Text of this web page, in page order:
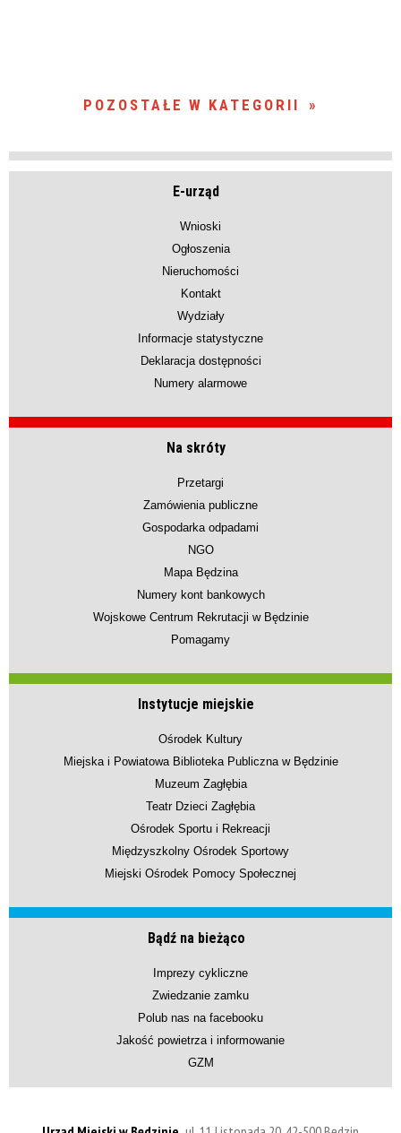
POZOSTAŁE W KATEGORII
E-urząd
Wnioski
Ogłoszenia
Nieruchomości
Kontakt
Wydziały
Informacje statystyczne
Deklaracja dostępności
Numery alarmowe
Na skróty
Przetargi
Zamówienia publiczne
Gospodarka odpadami
NGO
Mapa Będzina
Numery kont bankowych
Wojskowe Centrum Rekrutacji w Będzinie
Pomagamy
Instytucje miejskie
Ośrodek Kultury
Miejska i Powiatowa Biblioteka Publiczna w Będzinie
Muzeum Zagłębia
Teatr Dzieci Zagłębia
Ośrodek Sportu i Rekreacji
Międzyszkolny Ośrodek Sportowy
Miejski Ośrodek Pomocy Społecznej
Bądź na bieżąco
Imprezy cykliczne
Zwiedzanie zamku
Polub nas na facebooku
Jakość powietrza i informowanie
GZM